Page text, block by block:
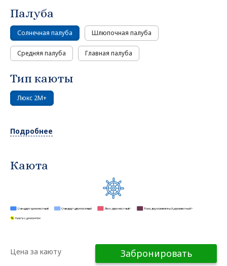
Палуба
Солнечная палуба Шлюпочная палуба
Средняя палуба Главная палуба
Тип каюты
Люкс 2М+
Подробнее
Каюта
Цена за каюту Забронировать